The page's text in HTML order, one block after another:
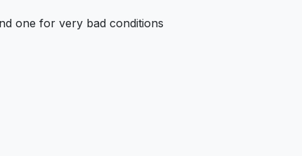
one for very bad conditions